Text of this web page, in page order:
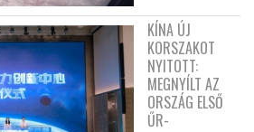
KÍNA ÚJ
KORSZAKOT
NYITOTT:
MEGNYÍLT AZ
ORSZÁG ELSŐ
ŰR-